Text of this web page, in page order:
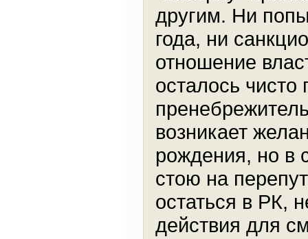
другим. Ни
года, ни
отношение
осталось чисто
возникает
рождения, но в
стою на
остаться в РК,
действия для